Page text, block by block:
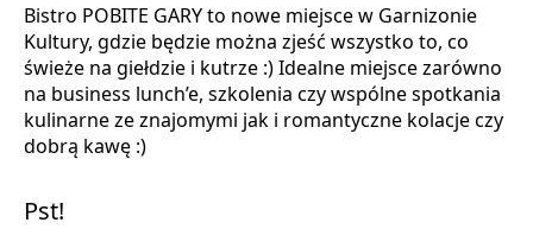
Bistro POBITE GARY to nowe miejsce w Garnizonie
Kultury, gdzie będzie można zjeść wszystko to, co
świeże na giełdzie i kutrze :) Idealne miejsce zarówno
na business lunch’e, szkolenia czy wspólne spotkania
kulinarne ze znajomymi jak i romantyczne kolacje czy
dobrą kawę :)
Pst!